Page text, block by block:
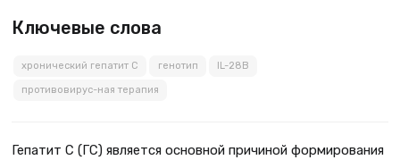
Ключевые слова
хронический гепатит С генотип IL-28B
противовирус-ная терапия
Гепатит С (ГС) является основной причиной формирования